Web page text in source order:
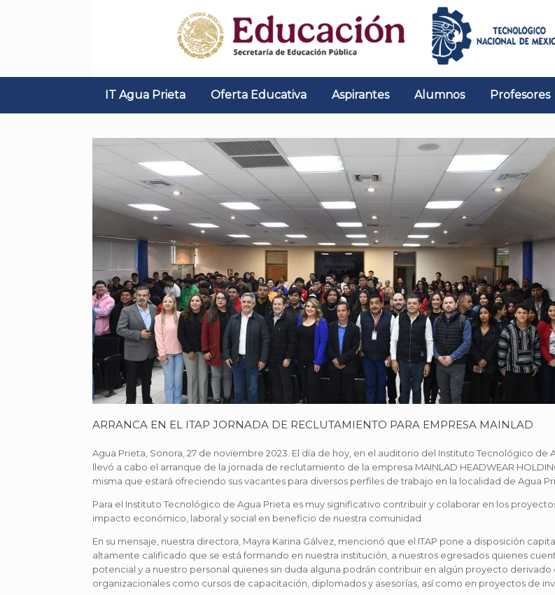
IT Agua Prieta Oferta Educativa Aspirantes Alumnos Profesores
ARRANCA EN EL ITAP JORNADA DE RECLUTAMIENTO PARA EMPRESA MAINLAD
Agua Prieta, Sonora, 27 de noviembre 2023. El día de hoy, en el auditorio del Instituto Tecnológico de
llevó a cabo el arranque de la jornada de reclutamiento de la empresa MAINLAD HEADWEAR
misma que estará ofreciendo sus vacantes para diversos perfiles de trabajo en la localidad de Agua
Para el Instituto Tecnológico de Agua Prieta es muy significativo contribuir y colaborar en los
impacto económico, laboral y social en beneficio de nuestra comunidad.
En su mensaje, nuestra directora, Mayra Karina Gálvez, mencionó que el ITAP pone a disposición
altamente calificado que se está formando en nuestra institución, a nuestros egresados quienes
potencial y a nuestro personal quienes sin duda alguna podrán contribuir en algún proyecto
organizacionales como cursos de capacitación, diplomados y asesorías, así como en proyectos de